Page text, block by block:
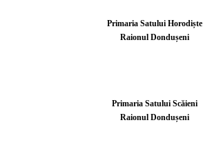
Primaria Satului Horodiște
Raionul Dondușeni
Primaria Satului Scăieni
Raionul Dondușeni